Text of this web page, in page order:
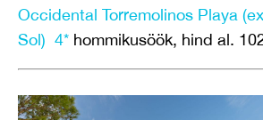
Occidental Torremolinos Playa
Sol) 4* hommikusöök, hind al.